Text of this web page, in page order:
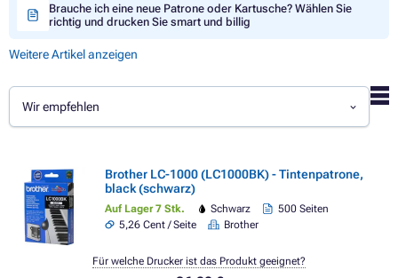
Brauche ich eine neue Patrone oder Kartusche? Wählen Sie
richtig und drucken Sie smart und billig
Weitere Artikel anzeigen
Wir empfehlen
Brother LC-1000 (LC1000BK) - Tintenpatrone,
black (schwarz)
Auf Lager 7 Stk. Schwarz
500 Seiten
5,26 Cent / Seite
Brother
Für welche Drucker ist das Produkt geeignet?